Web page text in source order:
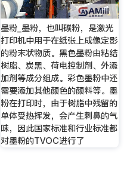
墨粉_墨粉，也叫碳粉，是激光
打印机中用于在纸张上成像定影
的粉末状物质。黑色墨粉由粘结
树脂、炭黑、荷电控制剂、外添
加剂等成分组成。彩色墨粉中还
需要添加其他颜色的颜料等。墨
粉在打印时，由于树脂中残留的
单体受热挥发，会产生刺鼻的气
味，因此国家标准和行业标准都
对墨粉的TVOC进行了